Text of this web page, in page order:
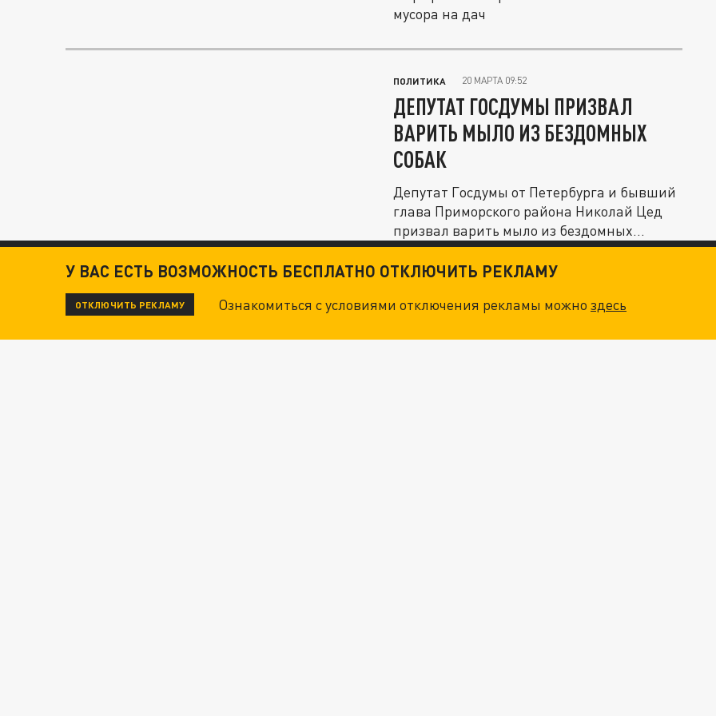
мусора на дач
ПОЛИТИКА 20 МАРТА 09:52
ДЕПУТАТ ГОСДУМЫ ПРИЗВАЛ
ВАРИТЬ МЫЛО ИЗ БЕЗДОМНЫХ
СОБАК
Депутат Госдумы от Петербурга и бывший
глава Приморского района Николай Цед
призвал варить мыло из бездомных...
У ВАС ЕСТЬ ВОЗМОЖНОСТЬ БЕСПЛАТНО ОТКЛЮЧИТЬ РЕКЛАМУ
ОТКЛЮЧИТЬ РЕКЛАМУ Ознакомиться с условиями отключения рекламы можноздесь